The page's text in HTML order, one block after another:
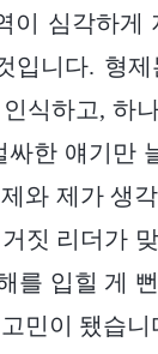
이 심각하게
입니다. 형
식하고, 하
싸한 얘기만
와 제가 생
짓 리더가
를 입힐 게
민이 됐습